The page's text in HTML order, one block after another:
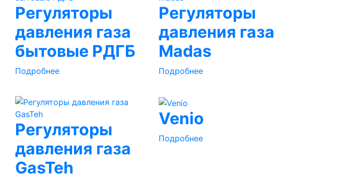
Регуляторы
давления газа
бытовые РДГБ
Подробнее
Регуляторы
давления газа
Madas
Подробнее
Регуляторы
давления газа
GasTeh
Venio
Подробнее